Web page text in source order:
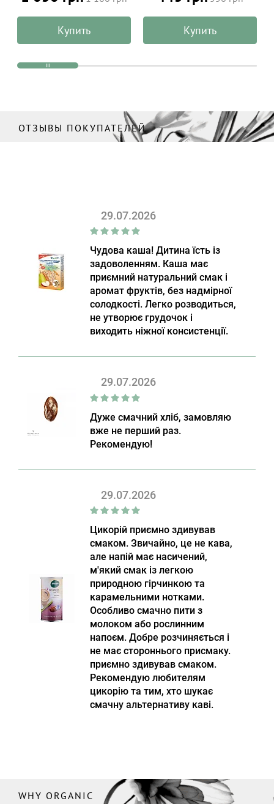
ALPHANOVA Organic Sun
100 г
Купить Купить
ОТЗЫВЫ ПОКУПАТЕЛЕЙ
29.07.2026
Чудова каша! Дитина їсть із
задоволенням. Каша має
приємний натуральний смак і
аромат фруктів, без надмірної
солодкості. Легко розводиться,
не утворює грудочок і
виходить ніжної консистенції.
29.07.2026
Дуже смачний хліб, замовляю
вже не перший раз.
Рекомендую!
29.07.2026
Цикорій приємно здивував
смаком. Звичайно, це не кава,
але напій має насичений,
м'який смак із легкою
природною гірчинкою та
карамельними нотками.
Особливо смачно пити з
молоком або рослинним
напоєм. Добре розчиняється і
не має стороннього присмаку.
приємно здивував смаком.
Рекомендую любителям
цикорію та тим, хто шукає
смачну альтернативу каві.
WHY ORGANIC